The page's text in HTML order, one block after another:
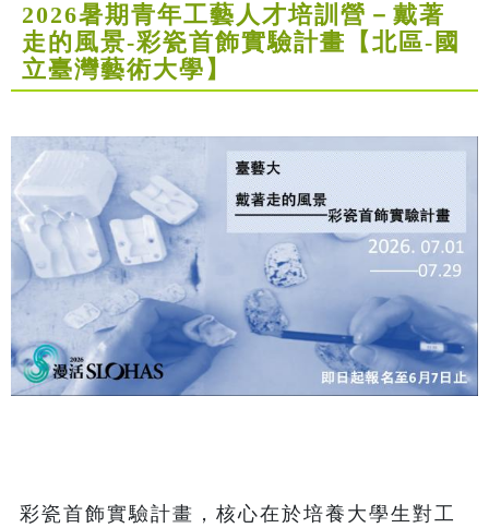
2026暑期青年工藝人才培訓營－戴著
走的風景-彩瓷首飾實驗計畫【北區-國
立臺灣藝術大學】
彩瓷首飾實驗計畫，核心在於培養大學生對工